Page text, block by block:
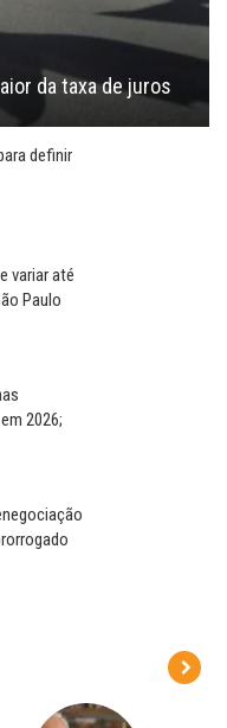
da taxa de juros
definir
variar até
Paulo
2026;